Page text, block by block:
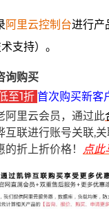
阿里云控制台进行产
支持）。
询购买
至1折 首次购买新客
阿里云会员，通过此
互联进行账号关联,
折上折价格！
点此